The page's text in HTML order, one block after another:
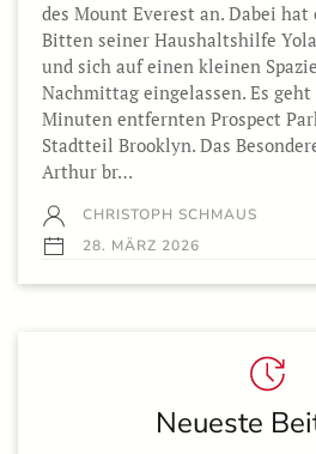
des Mount Everest an. Dabei
Bitten seiner Haushaltshilfe
und sich auf einen kleinen
Nachmittag eingelassen. Es
Minuten entfernten Prospect
Stadtteil Brooklyn. Das
Arthur br…
CHRISTOPH SCHMAUS
28. MÄRZ 2026
Neueste